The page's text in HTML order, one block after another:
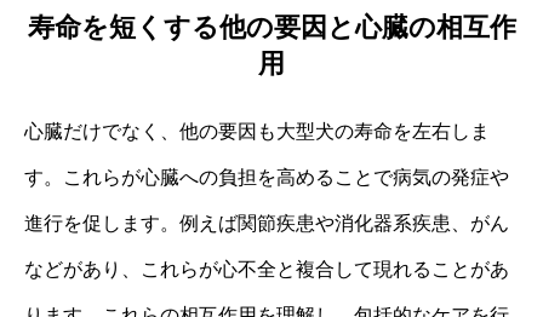
寿命を短くする他の要因と心臓の相互作
用
心臓だけでなく、他の要因も大型犬の寿命を左右しま
す。これらが心臓への負担を高めることで病気の発症や
進行を促します。例えば関節疾患や消化器系疾患、がん
などがあり、これらが心不全と複合して現れることがあ